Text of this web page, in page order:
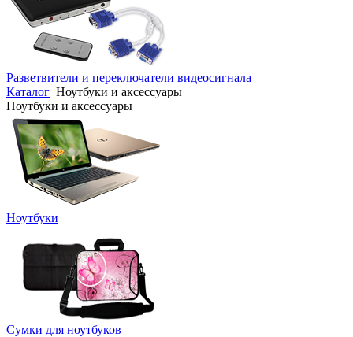
Разветвители и переключатели видеосигнала
Каталог Ноутбуки и аксессуары
Ноутбуки и аксессуары
Ноутбуки
Сумки для ноутбуков